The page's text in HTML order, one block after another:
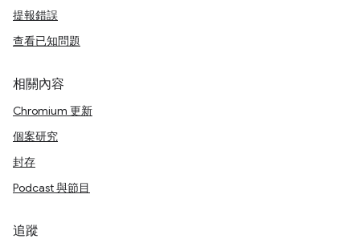
提報錯誤
查看已知問題
相關內容
Chromium 更新
個案研究
封存
Podcast 與節目
追蹤